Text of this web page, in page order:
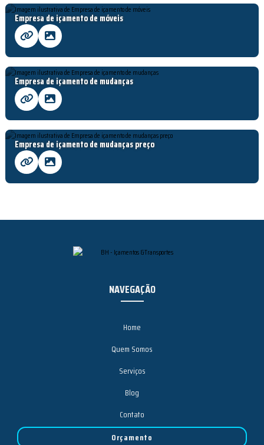
Empresa de içamento de móveis
Empresa de içamento de mudanças
Empresa de içamento de mudanças preço
NAVEGAÇÃO
Home
Quem Somos
Serviços
Blog
Contato
Orçamento